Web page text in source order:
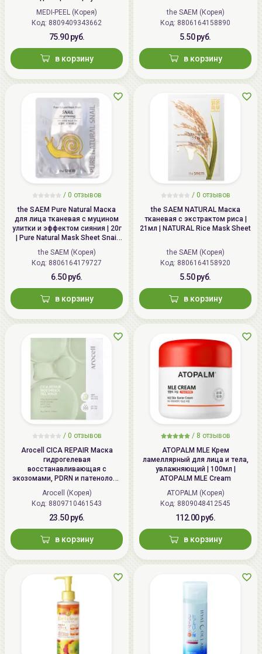
Aqua Peptide 9 Ampoule Eye
Patch
MEDI-PEEL (Корея)
Код: 8809409343662
75.90 руб.
в корзину
the SAEM (Корея)
Код: 8806164158890
5.50 руб.
в корзину
/ 0 отзывов
the SAEM Pure Natural Маска
для лица тканевая с муцином
улитки и эффектом сияния | 20г
| Pure Natural Mask Sheet Snail
Brightening
the SAEM (Корея)
Код: 8806164179727
6.50 руб.
в корзину
/ 0 отзывов
the SAEM NATURAL Маска
тканевая с экстрактом риса |
21мл | NATURAL Rice Mask Sheet
the SAEM (Корея)
Код: 8806164158920
5.50 руб.
в корзину
/ 0 отзывов
Arocell CICA REPAIR Маска
гидрогелевая
восстанавливающая с
экозомами, PDRN и патенолом |
25г | CICA REPAIR Panthenol Gel
Mask
Arocell (Корея)
Код: 8809710461543
23.50 руб.
в корзину
/ 8 отзывов
ATOPALM MLE Крем
ламеллярный для лица и тела,
увлажняющий | 100мл |
ATOPALM MLE Cream
ATOPALM (Корея)
Код: 8809048412545
112.00 руб.
в корзину